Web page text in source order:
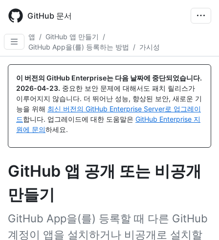
main
content
GitHub 문서
앱 / GitHub 앱 만들기
/
GitHub App을(를) 등록하는 방법
/ 가시성
이 버전의 GitHub Enterprise는 다음 날짜에 중단되었습니다.
2026-04-23. 중요한 보안 문제에 대해서도 패치 릴리스가
이루어지지 않습니다. 더 뛰어난 성능, 향상된 보안, 새로운 기
능을 위해 최신 버전의 GitHub Enterprise Server로 업그레이
드합니다. 업그레이드에 대한 도움말은 GitHub Enterprise 지
원에 문의하세요.
GitHub 앱 공개 또는 비공개
만들기
GitHub App을(를) 등록할 때 다른 GitHub
계정이 앱을 설치하거나 비공개로 설치할